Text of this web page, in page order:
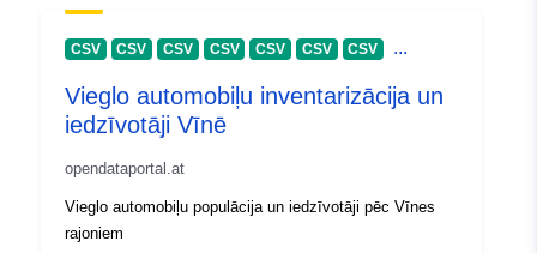
CSV CSV CSV CSV CSV CSV CSV ...
Vieglo automobiļu inventarizācija un
iedzīvotāji Vīnē
opendataportal.at
Vieglo automobiļu populācija un iedzīvotāji pēc Vīnes
rajoniem